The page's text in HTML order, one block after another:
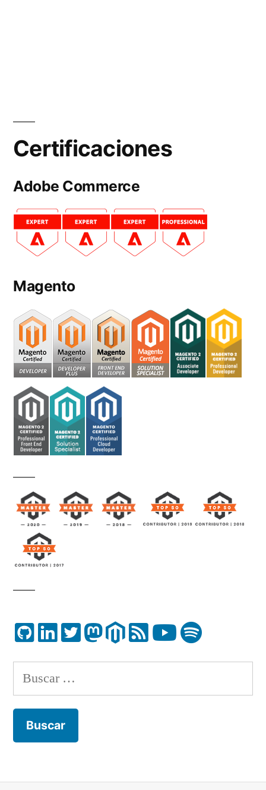
Certificaciones
Adobe Commerce
Magento
Buscar: